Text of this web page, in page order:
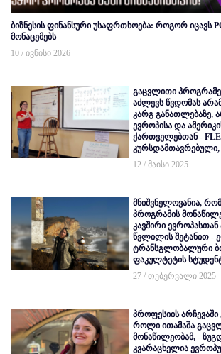
ბიზნესის ფინანსური უსაფრთხოება: როგორ იცავს
მონაცემებს
10 / ივნისი 2026
გაცვლითი
აძლევს წვდომას
კარგ განათლებაზე,
ევროპისა და
ქართველებთან -
12 / მაისი 2025
მნიშვნელოვანია,
პროგრამის
კავშირი
წვლილის შეტანით -
ტრანსგლობალური
ფაკულტეტის
27 / თებერვალი 2025
პროფესიის
როლი ითამაშა
მონაწილეობამ, -
კვარაცხელია